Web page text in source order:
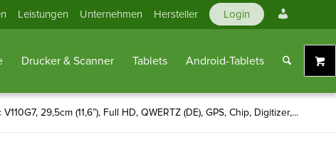
Leistungen Unternehmen Hersteller Login
Konto
Drucker & Scanner Tablets Android-Tablets
V110G7, 29,5cm (11,6”), Full HD, QWERTZ (DE), GPS, Chip, Digitizer,...